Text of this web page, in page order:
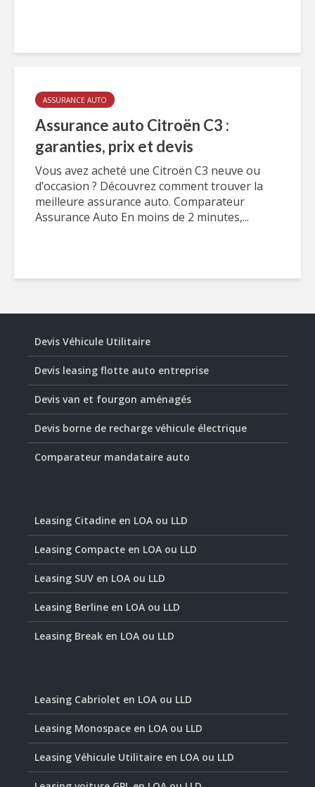
ASSURANCE AUTO
Assurance auto Citroën C3 :
garanties, prix et devis
Vous avez acheté une Citroën C3 neuve ou
d’occasion ? Découvrez comment trouver la
meilleure assurance auto. Comparateur
Assurance Auto En moins de 2 minutes,...
Devis Véhicule Utilitaire
Devis leasing flotte auto entreprise
Devis van et fourgon aménagés
Devis borne de recharge véhicule électrique
Comparateur mandataire auto
Leasing Citadine en LOA ou LLD
Leasing Compacte en LOA ou LLD
Leasing SUV en LOA ou LLD
Leasing Berline en LOA ou LLD
Leasing Break en LOA ou LLD
Leasing Cabriolet en LOA ou LLD
Leasing Monospace en LOA ou LLD
Leasing Véhicule Utilitaire en LOA ou LLD